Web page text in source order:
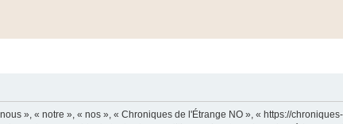
», « notre », « nos », « Chroniques de l'Étrange NO », « https://